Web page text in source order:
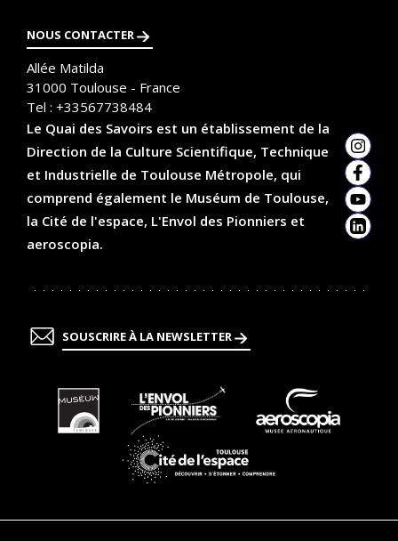
NOUS CONTACTER
Allée Matilda
31000 Toulouse - France
Tel : +33567738484
Le Quai des Savoirs est un établissement de la
Direction de la Culture Scientifique, Technique
et Industrielle de Toulouse Métropole, qui
comprend également le Muséum de Toulouse,
la Cité de l'espace, L'Envol des Pionniers et
aeroscopia.
SOUSCRIRE À LA NEWSLETTER
En
savoir
plus